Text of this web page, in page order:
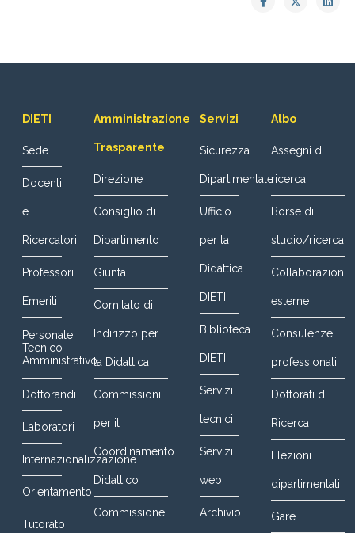
DIETI
Sede.
Docenti
e
Ricercatori
Professori
Emeriti
Personale
Tecnico
Amministrativo
Dottorandi
Laboratori
Internazionalizzazione
Orientamento
Tutorato
Amministrazione
Trasparente
Direzione
Consiglio di
Dipartimento
Giunta
Comitato di
Indirizzo per
la Didattica
Commissioni
per il
Coordinamento
Didattico
Commissione
Servizi
Sicurezza
Dipartimentale
Ufficio
per la
Didattica
DIETI
Biblioteca
DIETI
Servizi
tecnici
Servizi
web
Archivio
Albo
Assegni di
ricerca
Borse di
studio/ricerca
Collaborazioni
esterne
Consulenze
professionali
Dottorati di
Ricerca
Elezioni
dipartimentali
Gare